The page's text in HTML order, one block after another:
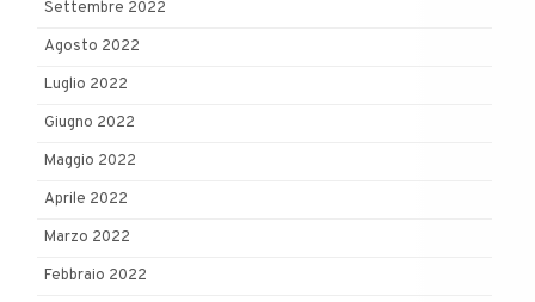
Settembre 2022
Agosto 2022
Luglio 2022
Giugno 2022
Maggio 2022
Aprile 2022
Marzo 2022
Febbraio 2022